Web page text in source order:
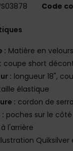
Code
: Matière en
coupe short
: longueur 18",
élastique
: cordon de
poches sur le côté
l'arrière
Quiksilver